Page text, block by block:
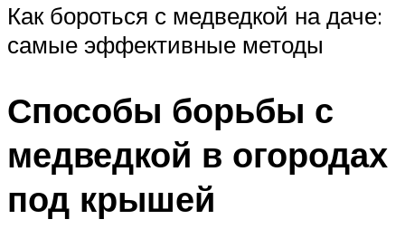
Как бороться с медведкой на даче:
самые эффективные методы
Способы борьбы с
медведкой в огородах
под крышей